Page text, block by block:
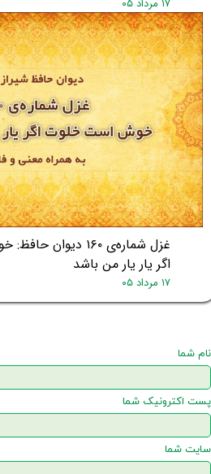
۱۷ مرداد ۰۵
غزل شماره‌ی ۱۶۰
اگر یار یار من باشد
۱۷ مرداد ۰۵
نام شما
پست اکترونیک شما
سایت شما